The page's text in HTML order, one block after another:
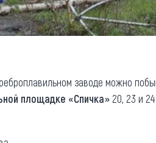
заводе можно
площадке «Спичка» 20, 23 и